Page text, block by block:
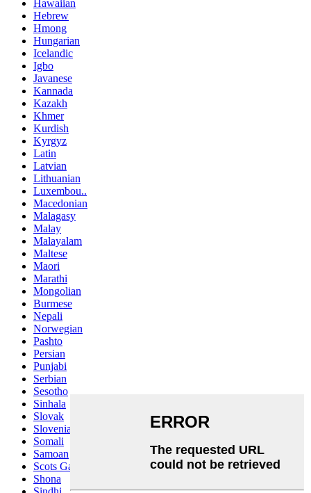
Hawaiian
Hebrew
Hmong
Hungarian
Icelandic
Igbo
Javanese
Kannada
Kazakh
Khmer
Kurdish
Kyrgyz
Latin
Latvian
Lithuanian
Luxembou..
Macedonian
Malagasy
Malay
Malayalam
Maltese
Maori
Marathi
Mongolian
Burmese
Nepali
Norwegian
Pashto
Persian
Punjabi
Serbian
Sesotho
Sinhala
Slovak
Slovenian
Somali
Samoan
Scots Gaelic
Shona